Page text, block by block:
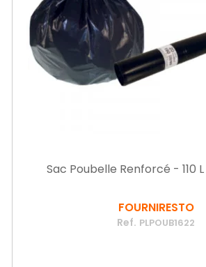
Sac Poubelle Renforcé - 110
FOURNIRESTO
Ref. PLPOUB1622